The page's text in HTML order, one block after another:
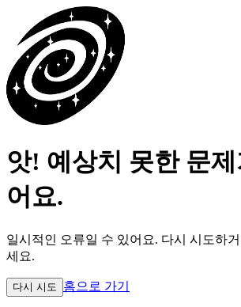
앗! 예상치 못한 문
어요.
일시적인 오류일 수 있어요. 다시 시도하
세요.
다시 시도 홈으로 가기